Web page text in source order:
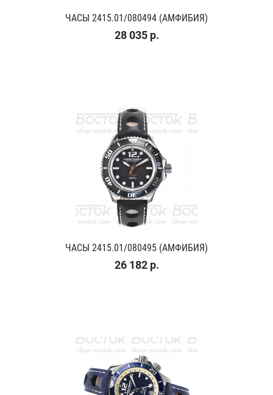
ЧАСЫ 2415.01/080494 (АМФИБИЯ)
28 035 р.
ЧАСЫ 2415.01/080495 (АМФИБИЯ)
26 182 р.